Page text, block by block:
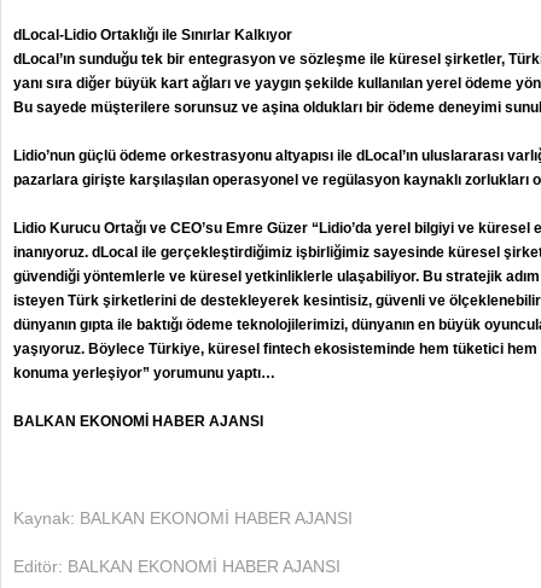
dLocal-Lidio Ortaklığı ile Sınırlar Kalkıyor
dLocal’ın sunduğu tek bir entegrasyon ve sözleşme ile küresel şirketler,
yanı sıra diğer büyük kart ağları ve yaygın şekilde kullanılan yerel ödeme
Bu sayede müşterilere sorunsuz ve aşina oldukları bir ödeme deneyimi
Lidio’nun güçlü ödeme orkestrasyonu altyapısı ile dLocal’ın uluslararası
pazarlara girişte karşılaşılan operasyonel ve regülasyon kaynaklı zorlukları
Lidio Kurucu Ortağı ve CEO’su Emre Güzer “Lidio’da yerel bilgiyi ve
inanıyoruz. dLocal ile gerçekleştirdiğimiz işbirliğimiz sayesinde küresel
güvendiği yöntemlerle ve küresel yetkinliklerle ulaşabiliyor. Bu stratejik adım
isteyen Türk şirketlerini de destekleyerek kesintisiz, güvenli ve ölçeklenebilir
dünyanın gıpta ile baktığı ödeme teknolojilerimizi, dünyanın en büyük
yaşıyoruz. Böylece Türkiye, küresel fintech ekosisteminde hem tüketici hem
konuma yerleşiyor” yorumunu yaptı…
BALKAN EKONOMİ HABER AJANSI
Kaynak: BALKAN EKONOMİ HABER AJANSI
Editör: BALKAN EKONOMİ HABER AJANSI